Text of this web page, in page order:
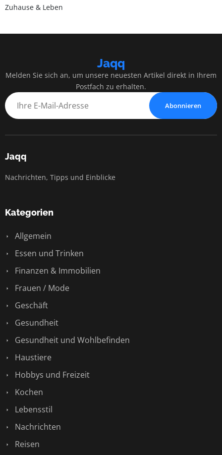
Zuhause & Leben
Jaqq
Melden Sie sich an, um unsere neuesten Artikel direkt in Ihrem
Postfach zu erhalten.
Abonnieren
Jaqq
Nachrichten, Tipps und Einblicke
Kategorien
Allgemein
Essen und Trinken
Finanzen & Immobilien
Frauen / Mode
Geschäft
Gesundheit
Gesundheit und Wohlbefinden
Haustiere
Hobbys und Freizeit
Kochen
Lebensstil
Nachrichten
Reisen